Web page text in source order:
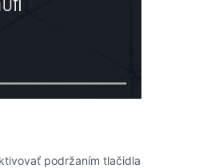
podržaním tlačidla